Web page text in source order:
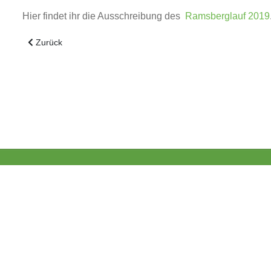
Hier findet ihr die Ausschreibung des Ramsberglauf 2019
Vorheriger Beitrag: Laufstrecken Ramsberglauf
Zurück